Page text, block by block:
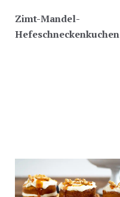
Zimt-Mandel-
Hefeschneckenkuchen